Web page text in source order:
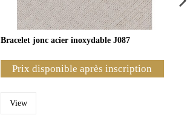
Bracelet jonc acier inoxydable J087
Prix disponible après inscription
View